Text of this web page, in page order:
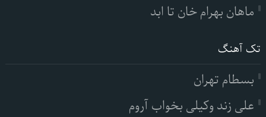
ماهان بهرام خان تا ابد
تک آهنگ
بسطام تهران
علی زند وکیلی بخواب آروم